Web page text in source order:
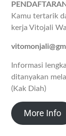
PENDAFTARAN
Kamu tertarik
kerja Vitojali
Informasi
ditanyakan
(Kak Diah)
More Info